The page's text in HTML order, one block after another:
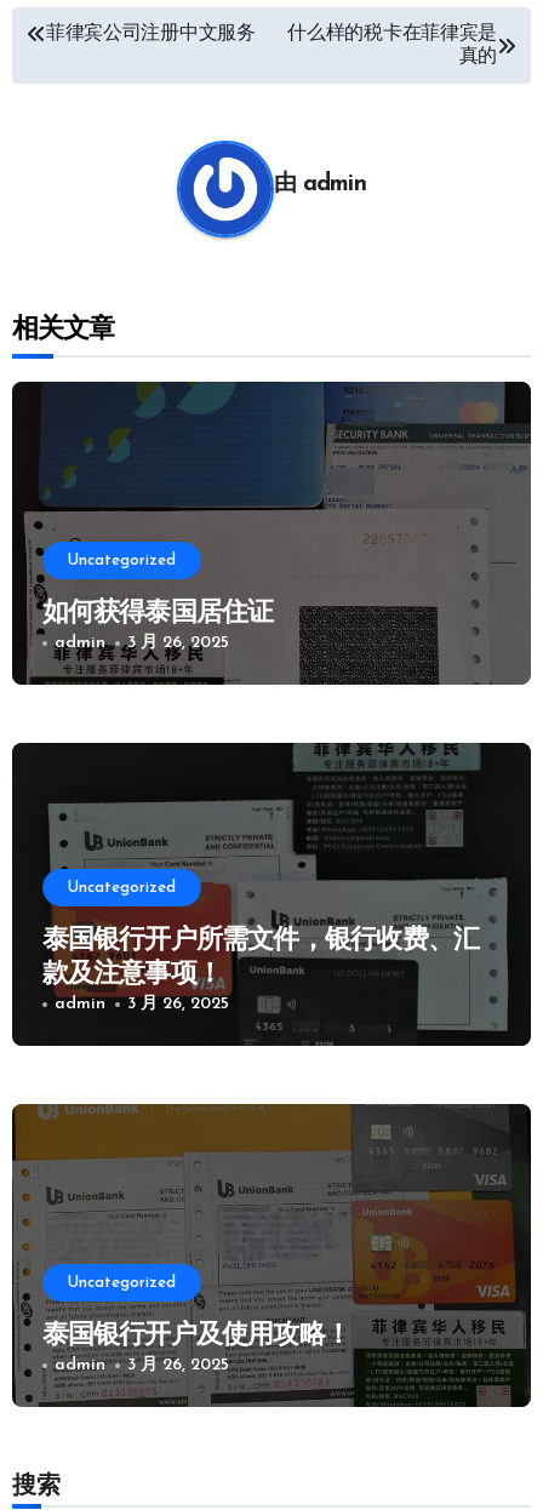
文 菲律宾公司注册中文服务
什么样的税卡在菲律宾是
真的
由 admin
相关文章
Uncategorized
如何获得泰国居住证
admin 3 月 26, 2025
Uncategorized
泰国银行开户所需文件，银行收费、汇
款及注意事项！
admin 3 月 26, 2025
Uncategorized
泰国银行开户及使用攻略！
admin 3 月 26, 2025
搜索